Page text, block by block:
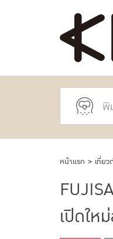
หน้าแรก > เที่ย
เปิดให